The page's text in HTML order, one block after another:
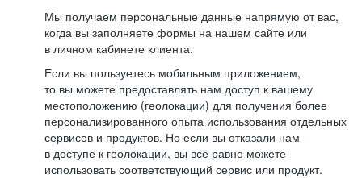
Мы получаем персональные данные напрямую от вас,
когда вы заполняете формы на нашем сайте или
в личном кабинете клиента.
Если вы пользуетесь мобильным приложением,
то вы можете предоставлять нам доступ к вашему
местоположению (геолокации) для получения более
персонализированного опыта использования отдельных
сервисов и продуктов. Но если вы отказали нам
в доступе к геолокации, вы всё равно можете
использовать соответствующий сервис или продукт.